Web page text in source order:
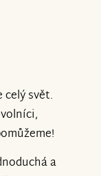
celý svět.
a